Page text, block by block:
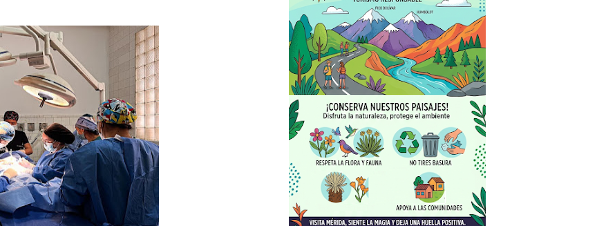
para promover el inicio de una vida saludable
ciudadana 2027-2029 en los 23 municipios
con taller de marcas y patentes
la economía comunal en Mérida
sembraron 110 árboles en su sede
fortalecen la atención en los municipios